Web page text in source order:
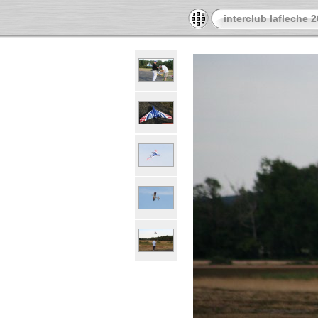
interclub lafleche